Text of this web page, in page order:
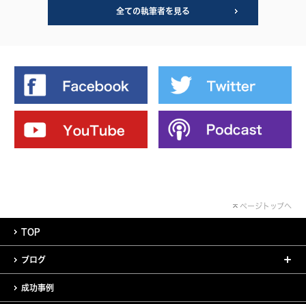
全ての執筆者を見る
ページトップへ
TOP
ブログ
成功事例